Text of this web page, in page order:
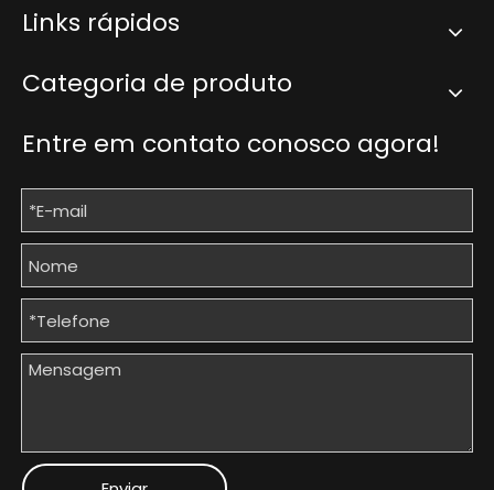
Links rápidos
Categoria de produto
Entre em contato conosco agora!